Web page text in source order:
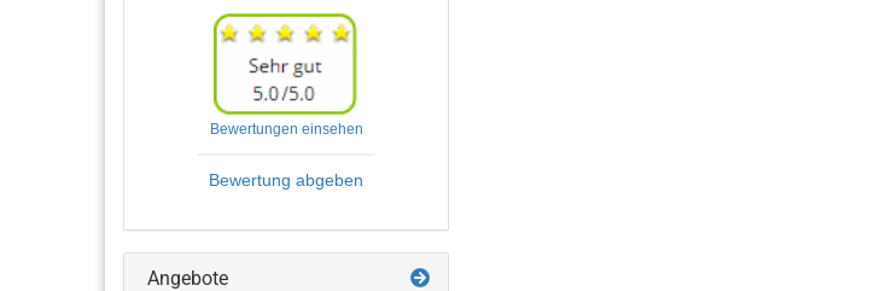
Bewertungen einsehen
Bewertung abgeben
Angebote